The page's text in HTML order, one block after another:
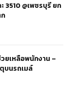
3510 @เพชรบุรี ยก
ยเหลือพนักงาน –
บนรถเมล์